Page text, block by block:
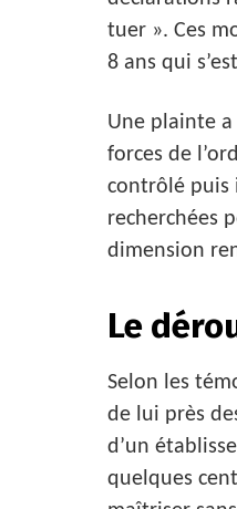
tuer ». Ces
8 ans qui
Une plainte
forces de
contrôlé puis
recherchées
dimension
Le
Selon les
de lui près
d’un
quelques